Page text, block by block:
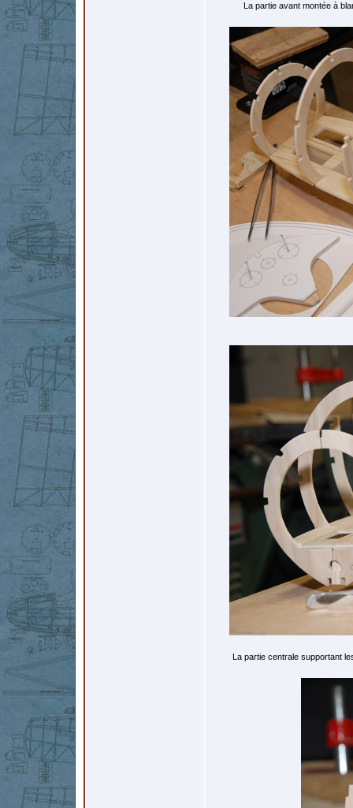
La partie avant montée à
La partie centrale supportant